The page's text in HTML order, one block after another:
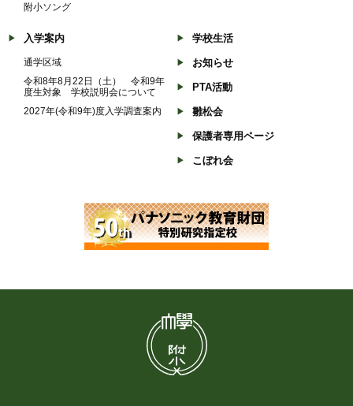
附小ソング
入学案内
通学区域
令和8年8月22日（土） 令和9年
度生対象 学校説明会について
2027年(令和9年)度入学調査案内
学校生活
お知らせ
PTA活動
雛松会
保護者専用ページ
こぼれ会